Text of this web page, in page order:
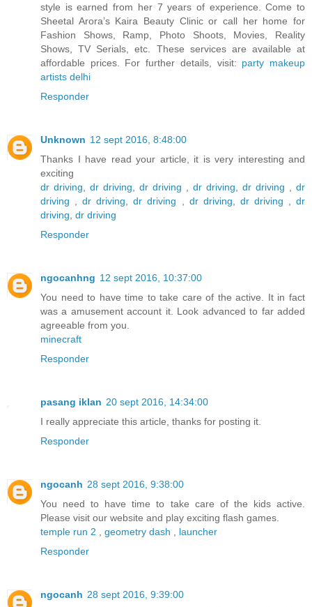
style is earned from her 7 years of experience. Come to
Sheetal Arora’s Kaira Beauty Clinic or call her home for
Fashion Shows, Ramp, Photo Shoots, Movies, Reality
Shows, TV Serials, etc. These services are available at
affordable prices. For further details, visit: party makeup
artists delhi
Responder
Unknown 12 sept 2016, 8:48:00
Thanks I have read your article, it is very interesting and
exciting
dr driving
dr driving dr driving dr driving dr driving
dr
driving ,dr driving ,dr driving dr driving dr driving ,dr
driving dr driving
Responder
ngocanhng 12 sept 2016, 10:37:00
You need to have time to take care of the active. It in fact
was a amusement account it. Look advanced to far added
agreeable from you.
minecraft
Responder
pasang iklan 20 sept 2016, 14:34:00
I really appreciate this article, thanks for posting it.
Responder
ngocanh 28 sept 2016, 9:38:00
You need to have time to take care of the kids active.
Please visit our website and play exciting flash games.
temple run 2
geometry dash
launcher
Responder
ngocanh 28 sept 2016, 9:39:00